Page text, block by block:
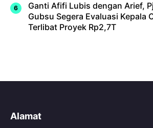
Ganti Afifi Lubis dengan Arief, Pj
Gubsu Segera Evaluasi Kepala
Terlibat Proyek Rp2,7T
Alamat